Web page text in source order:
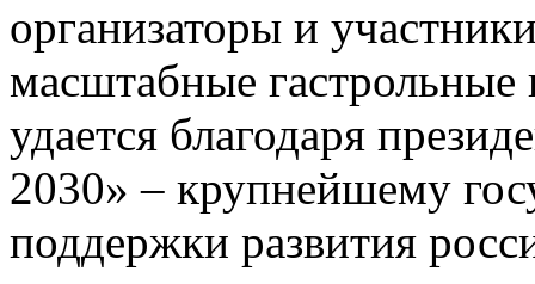
организаторы и
масштабные
удается благодаря
2030» – крупнейшему
поддержки развития